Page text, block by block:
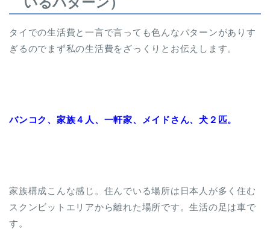
タイでの生活費と一言で言っても色んなパターンがありす
ぎるのでまず私の生活費をざっくりとお伝えします。
バンコク、家族４人、一軒家、メイドさん、犬２匹。
家族構成こんな感じ。住んでいる場所は日本人が多く住む
スクンビットエリアから離れた場所です。生活の足は車で
す。